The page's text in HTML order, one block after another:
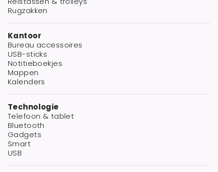
Rugzakken
Kantoor
Bureau accessoires
USB-sticks
Notitieboekjes
Mappen
Kalenders
Technologie
Telefoon & tablet
Bluetooth
Gadgets
Smart
USB